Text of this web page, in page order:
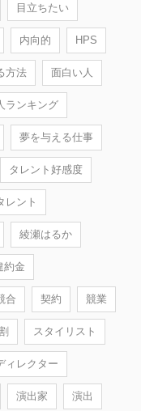
目立ちたい
内向的 HPS
方法 面白い人
ランキング
夢を与える仕事
タレント好感度
レント
綾瀬はるか
約金
合 契約 競業
スタイリスト
ィレクター
演出家 演出